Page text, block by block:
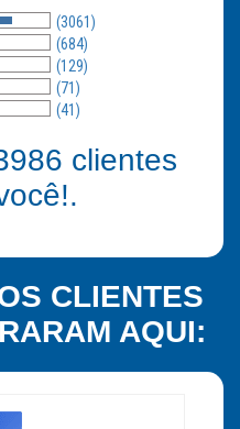
(3061)
(684)
(129)
(71)
(41)
clientes
CLIENTES
AQUI: